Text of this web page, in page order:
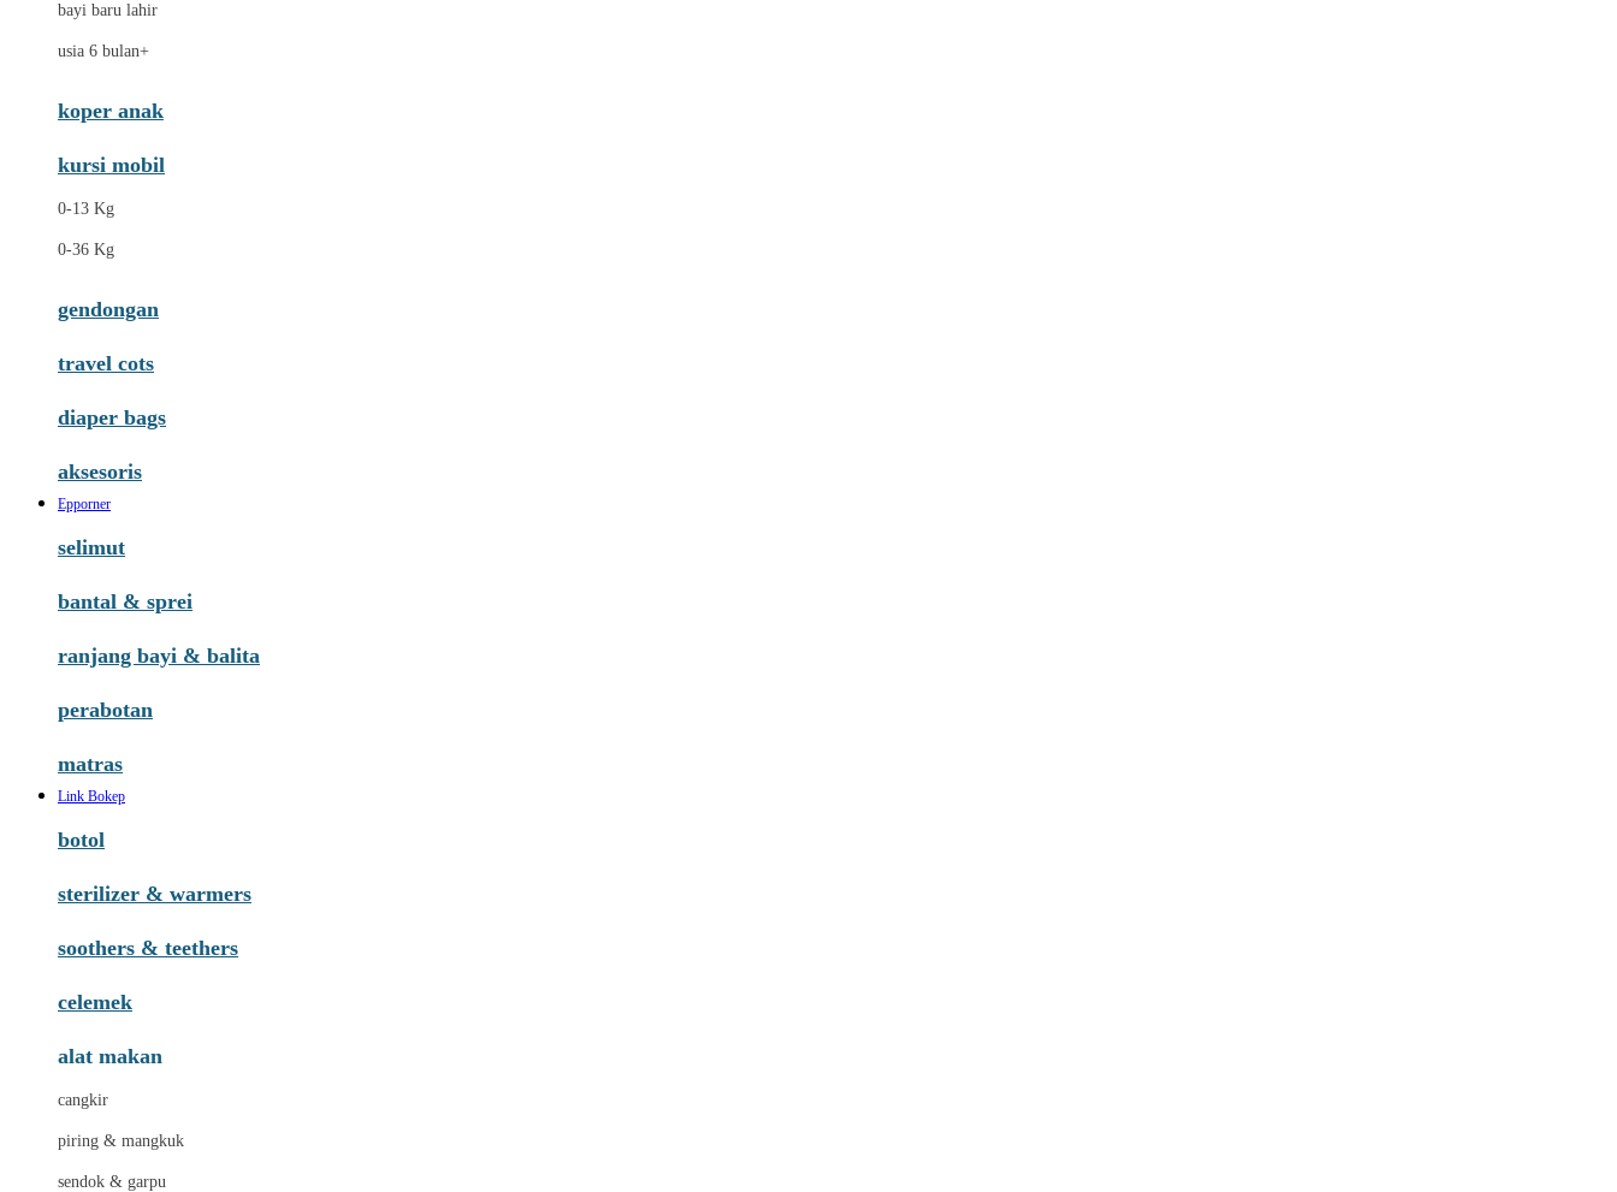
bayi baru lahir
usia 6 bulan+
koper anak
kursi mobil
0-13 Kg
0-36 Kg
gendongan
travel cots
diaper bags
aksesoris
Epporner
selimut
bantal & sprei
ranjang bayi & balita
perabotan
matras
Link Bokep
botol
sterilizer & warmers
soothers & teethers
celemek
alat makan
cangkir
piring & mangkuk
sendok & garpu